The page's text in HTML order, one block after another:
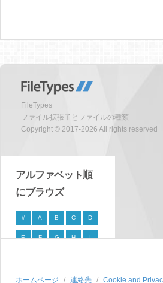
FileTypes
ファイル拡張子とファイルの種類
Copyright © 2017-2026 All rights reserved
アルファベット順
にブラウズ
# A B C D
E F G H I
P Q R S
ホームページ 連絡先 Cookie and